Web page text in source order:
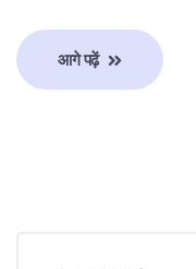
आगे पढ़ें